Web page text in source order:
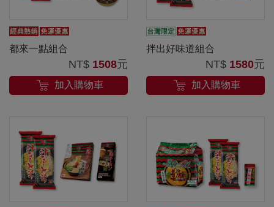
都來一點組合
NT$ 1508元
加入購物車
拌出好味道組合
NT$ 1580元
加入購物車